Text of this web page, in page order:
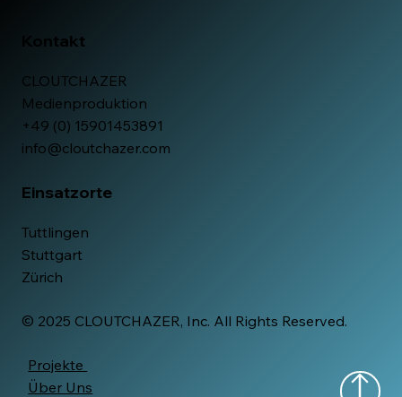
Kontakt
CLOUTCHAZER
Medienproduktion
+49 (0) 15901453891
info@cloutchazer.com
Einsatzorte
Tuttlingen
Stuttgart
Zürich
© 2025 CLOUTCHAZER, Inc. All Rights Reserved.
Projekte
Über Uns